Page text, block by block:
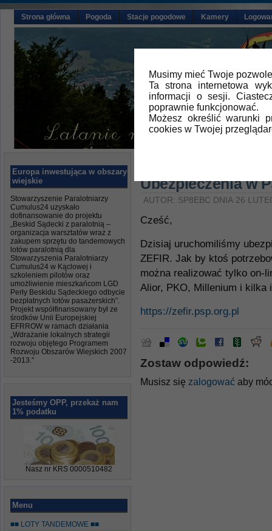
Musimy mieć Twoje
Ta strona internetowa
informacji o sesji.
poprawnie funkcjonować.
Możesz określić warunki
cookies w Twojej
Strona główna Pogoda Stacje pogodowe Kamery
Europa inwestująca w obszary
wiejskie
Stowarzyszenie Paralotniarzy
Cumulus24 uzyskało
dofinansowanie do projektu
„Beskid Sądecki z paralotnią –
organizacja warsztatów wraz z
zakupem sprzętu do tandemowych
lotów paralotnią dla
Stowarzyszenia Paralotniarzy
Cumulus24 w Kąclowej i
szkoleniem pilotów oraz
umożliwienie mieszkańcom LGD
Perły Beskidu Sądeckiego odbycie
bezpłatnych lotów pasażerskich”.
Projekt współfinansowany był ze
środków Unii Europejskiej
EFRROW w ramach działania
„Wdrażanie lokalnych strategii
rozwoju objętego Programem
Rozwoju Obszarów Wiejskich 2007
-2013.”
Jesteśmy OPP, przekaż nam
1% podatku
Nasz nr KRS 0000510482
Menu
■■ LOTY TANDEMOWE ■■
Ubezpieczenia w
AUTOR: SP8EBC DNIA 26
Cześć,
Dzisiaj uruchomiliśmy
ZEFIR. Jak by ktoś
można realizować tylko on-
Alior, PKO, Millenium i kilka
https://zefir.psp.org.pl
Zostaw odpowiedź:
Musisz się zalogować aby